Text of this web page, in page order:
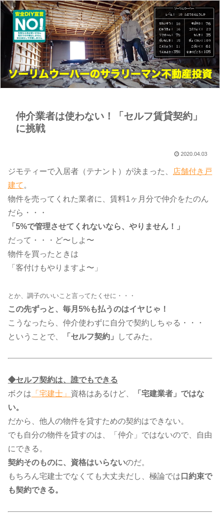
仲介業者は使わない！「セルフ賃貸契約」
に挑戦
2020.04.03
ジモティーで入居者（テナント）が決まった、​
店舗付き戸
建て ​。
物件を売ってくれた業者に、賃料1ヶ月分で仲介をたのん
だら・・・
「5%で管理させてくれないなら、やりません！」
だって・・・ど〜しよ〜
物件を買ったときは
「客付けもやりますよ〜」
とか、調子のいいこと言ってたくせに・・・
この先ずっと、毎月5%も払うのはイヤじゃ！
こうなったら、仲介使わずに自分で契約しちゃる・・・
ということで、
「セルフ契約」 してみた。
◆セルフ契約は、誰でもできる
ボクは​ 「宅建士」 ​資格はあるけど、
「宅建業者」ではな
い。
だから、他人の物件を貸すための契約はできない。
でも自分の物件を貸すのは、「仲介」ではないので、自由
にできる。
契約そのものに、資格はいらないのだ。
もちろん宅建士でなくても大丈夫だし、極論では 口約束で
も契約できる。